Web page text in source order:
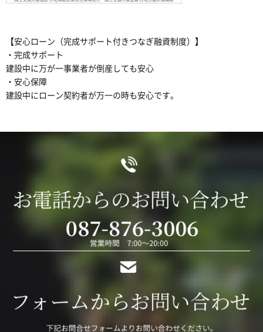
【安心ローン（完成サポート付きつなぎ融資制度）】
・完成サポート
建設中に万が一事業者が倒産しても安心
・安心保障
建設中にローン契約者が万一の時も安心です。